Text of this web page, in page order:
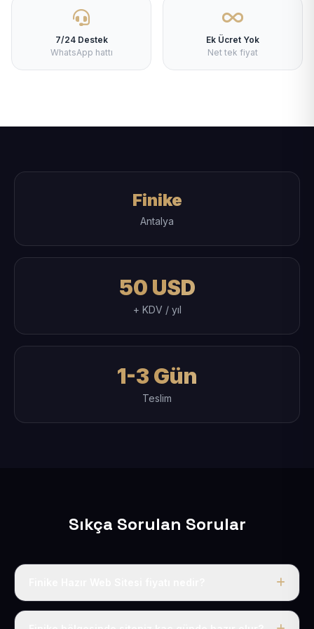
7/24 Destek
WhatsApp hattı
Ek Ücret Yok
Net tek fiyat
Finike
Antalya
50 USD
+ KDV / yıl
1-3 Gün
Teslim
Sıkça Sorulan Sorular
Tek fiyat uygulanır: yıllık 50 USD + KDV. Bu bedele alan